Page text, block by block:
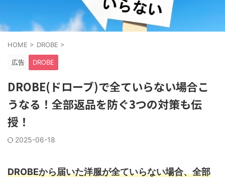
HOME > DROBE >
広告 DROBE
DROBE(ドローブ)で全ていらない場合こ
うなる！全部返品を防ぐ3つの対策も伝
授！
2025-06-18
DROBEから届いた洋服が全ていらない場合、全部